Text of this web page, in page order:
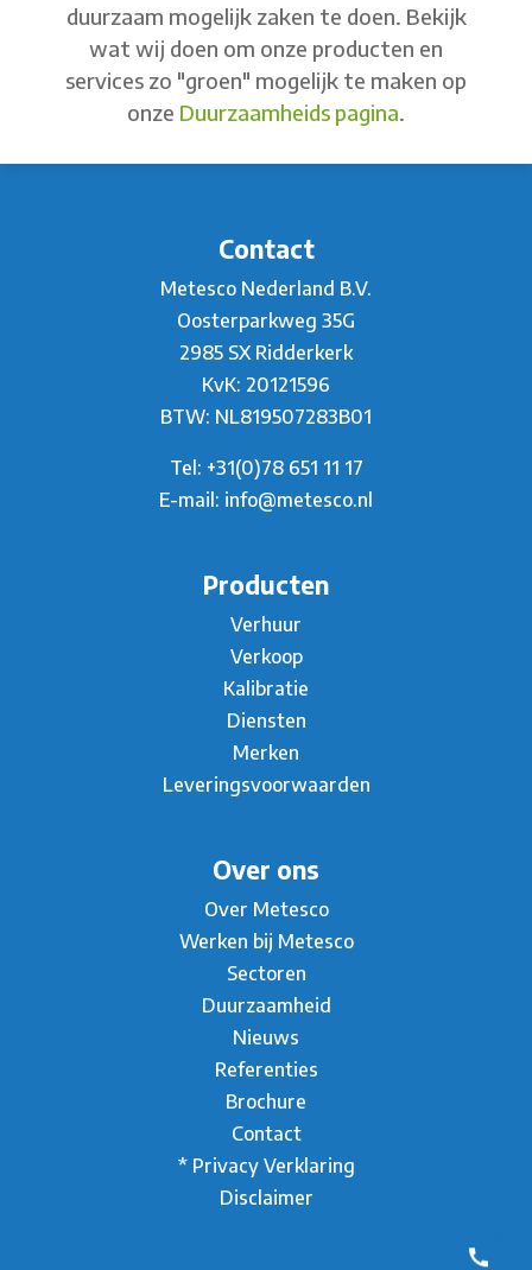
duurzaam mogelijk zaken te doen. Bekijk
wat wij doen om onze producten en
services zo "groen" mogelijk te maken op
onze Duurzaamheids pagina.
Contact
Metesco Nederland B.V.
Oosterparkweg 35G
2985 SX Ridderkerk
KvK: 20121596
BTW: NL819507283B01
Tel: +31(0)78 651 11 17
E-mail: info@metesco.nl
Producten
Verhuur
Verkoop
Kalibratie
Diensten
Merken
Leveringsvoorwaarden
Over ons
Over Metesco
Werken bij Metesco
Sectoren
Duurzaamheid
Nieuws
Referenties
Brochure
Contact
* Privacy Verklaring
Disclaimer